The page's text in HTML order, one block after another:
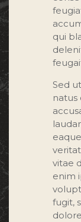
qui
Sed
vitae
enim
fugit,